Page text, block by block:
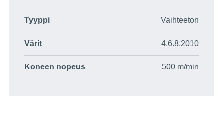
Tyyppi Vaihteeton
Värit 4.6.8.2010
Koneen nopeus 500 m/min